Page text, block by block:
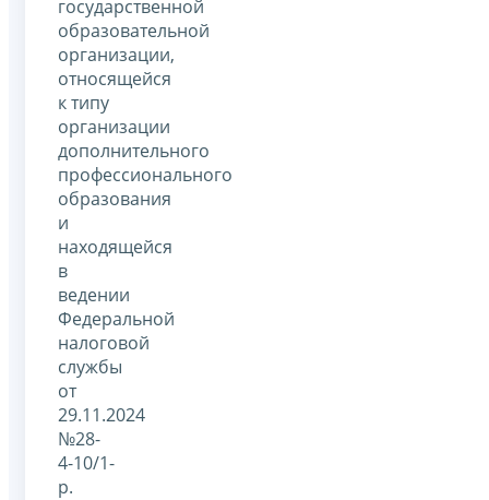
государственной
образовательной
организации,
относящейся
к типу
организации
дополнительного
профессионального
образования
и
находящейся
в
ведении
Федеральной
налоговой
службы
от
29.11.2024
№28-
4-10/1-
р.